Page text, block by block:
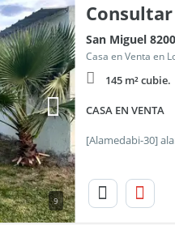
9
San Miguel 8200
Casa en Venta en
145 m² cubie.
CASA EN VENTA